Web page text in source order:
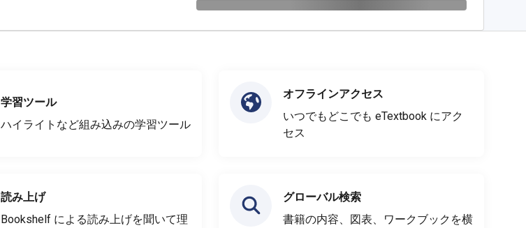
学習ツール
ハイライトなど組み込みの学習ツール
読み上げ
Bookshelf による読み上げを聞いて理
オフラインアクセス
いつでもどこでも eTextbook にアク
セス
グローバル検索
書籍の内容、図表、ワークブックを横